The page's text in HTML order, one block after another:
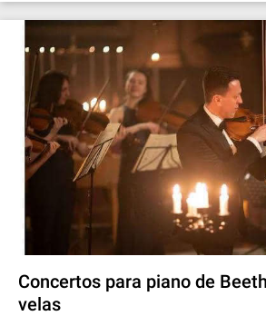
Concertos para piano de
velas